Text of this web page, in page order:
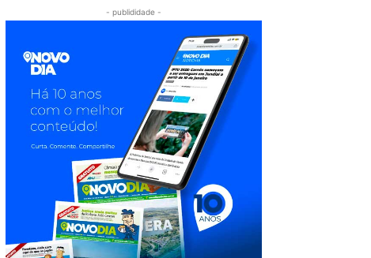
- publididade -